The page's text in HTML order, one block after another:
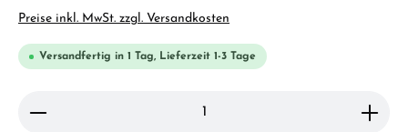
Preise inkl. MwSt. zzgl. Versandkosten
Versandfertig in 1 Tag, Lieferzeit 1-3 Tage
Produkt Anzahl: Gib den gewünschten Wert ein